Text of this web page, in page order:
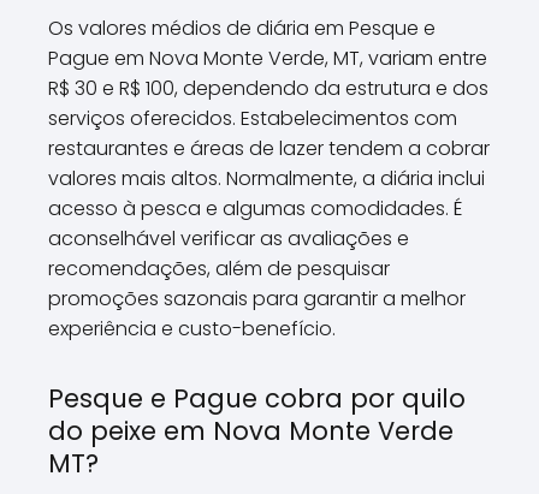
Os valores médios de diária em Pesque e
Pague em Nova Monte Verde, MT, variam entre
R$ 30 e R$ 100, dependendo da estrutura e dos
serviços oferecidos. Estabelecimentos com
restaurantes e áreas de lazer tendem a cobrar
valores mais altos. Normalmente, a diária inclui
acesso à pesca e algumas comodidades. É
aconselhável verificar as avaliações e
recomendações, além de pesquisar
promoções sazonais para garantir a melhor
experiência e custo-benefício.
Pesque e Pague cobra por quilo
do peixe em Nova Monte Verde
MT?